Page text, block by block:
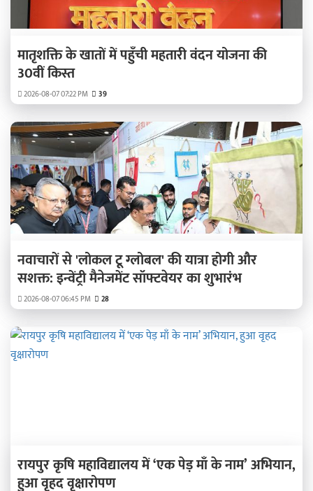
मातृशक्ति के खातों में पहुँची महतारी वंदन योजना की
30वीं किस्त
2026-08-07 07:22 PM 39
नवाचारों से 'लोकल टू ग्लोबल' की यात्रा होगी और
सशक्त: इन्वेंट्री मैनेजमेंट सॉफ्टवेयर का शुभारंभ
2026-08-07 06:45 PM 28
रायपुर कृषि महाविद्यालय में ‘एक पेड़ माँ के नाम’ अभियान,
हुआ वृहद वृक्षारोपण